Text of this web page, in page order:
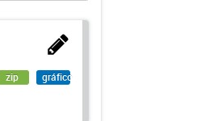
zip gráfico